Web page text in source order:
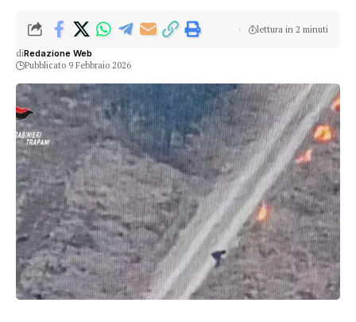
diRedazione Web
Pubblicato 9 Febbraio 2026
lettura in 2 minuti